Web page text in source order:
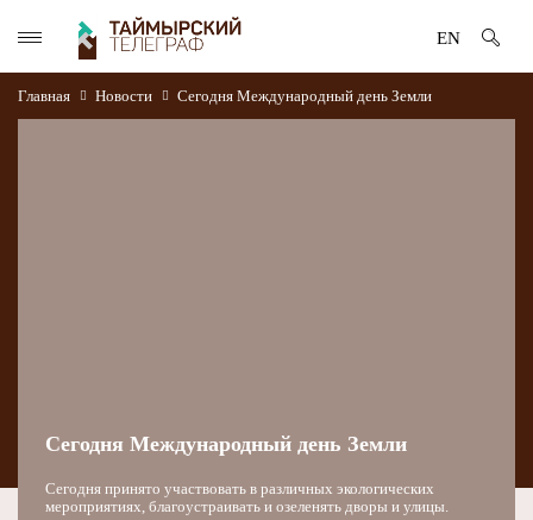
EN
Главная Новости Сегодня Международный день Земли
Сегодня Международный день Земли
Сегодня принято участвовать в различных экологических
мероприятиях, благоустраивать и озеленять дворы и улицы.